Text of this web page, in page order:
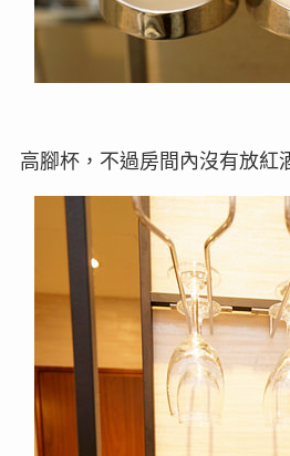
高腳杯，不過房間內沒有放紅